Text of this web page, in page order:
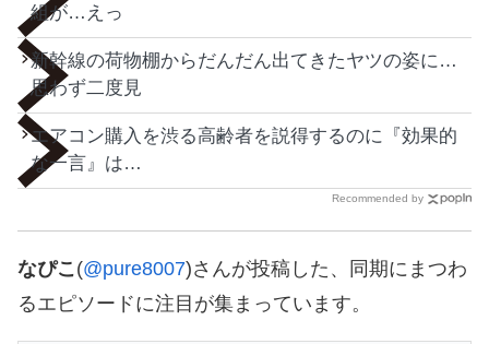
組が…えっ
新幹線の荷物棚からだんだん出てきたヤツの姿に…
思わず二度見
エアコン購入を渋る高齢者を説得するのに『効果的
な一言』は…
Recommended by
なぴこ (@pure8007)さんが投稿した、同期にまつわ
るエピソードに注目が集まっています。